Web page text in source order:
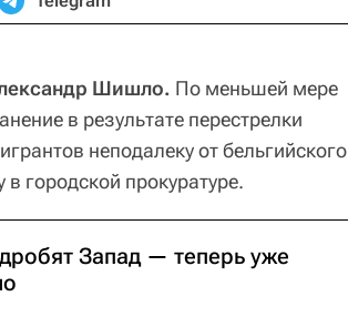
Шишло. По меньшей мере
в результате перестрелки
неподалеку от бельгийского
городской прокуратуре.
Запад — теперь уже